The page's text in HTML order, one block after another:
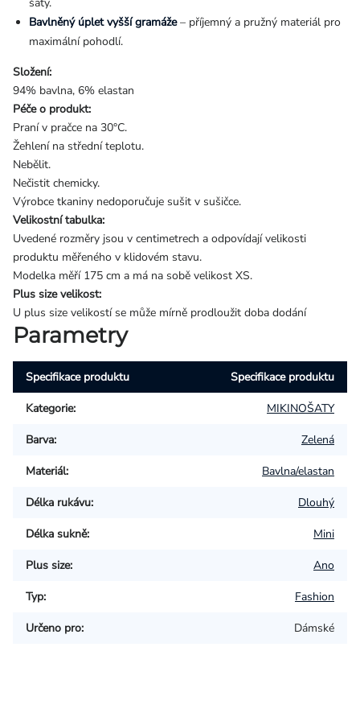
Bavlněný úplet vyšší gramáže– příjemný a pružný materiál pro
maximální pohodlí.
Složení:
94% bavlna, 6% elastan
Péče o produkt:
Praní v pračce na 30°C.
Žehlení na střední teplotu.
Nebělit.
Nečistit chemicky.
Výrobce tkaniny nedoporučuje sušit v sušičce.
Velikostní tabulka:
Uvedené rozměry jsou v centimetrech a odpovídají velikosti
produktu měřeného v klidovém stavu.
Modelka měří 175 cm a má na sobě velikost XS.
Plus size velikost:
U plus size velikostí se může mírně prodloužit doba dodání
Parametry
Specifikace produktu Specifikace produktu
Kategorie: MIKINOŠATY
Barva: Zelená
Materiál: Bavlna/elastan
Délka rukávu: Dlouhý
Délka sukně: Mini
Plus size: Ano
Typ: Fashion
Určeno pro: Dámské